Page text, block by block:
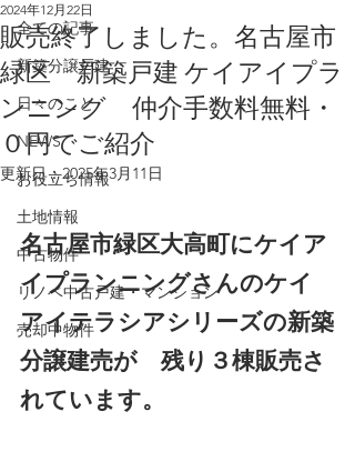
全ての記事
新築分譲戸建
日々のこと
NEWS
お役立ち情報
土地情報
中古物件
リノベ中古戸建・マンション
売却中物件
販売終了しました。名古屋市
緑区 新築戸建 ケイアイプラ
ンニング 仲介手数料無料・
０円でご紹介
2024年12月22日
更新日：2025年3月11日
名古屋市緑区大高町にケイア
イプランニングさんのケイ
アイテラシアシリーズの新築
分譲建売が　残り３棟販売さ
れています。